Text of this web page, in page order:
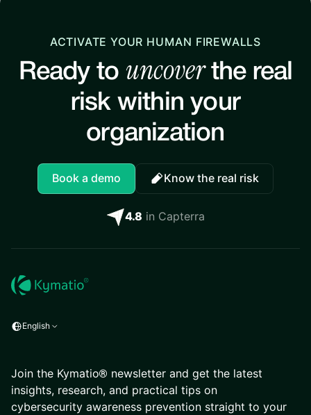
ACTIVATE YOUR HUMAN FIREWALLS
Ready to uncoverthe real
risk within your
organization
Book a demo Know the real risk
4.8 in Capterra
English
Join the Kymatio® newsletter and get the latest
insights, research, and practical tips on
cybersecurity awareness prevention straight to your